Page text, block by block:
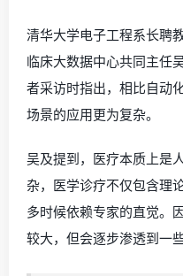
清华大学电子工程系长聘
临床大数据中心共同主任
者采访时指出，相比自动
场景的应用更为复杂。
吴及提到，医疗本质上是
杂，医学诊疗不仅包含理
多时候依赖专家的直觉。
较大，但会逐步渗透到一